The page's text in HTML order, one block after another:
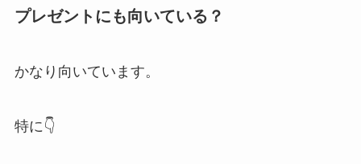
プレゼントにも向いている？
かなり向いています。
特に👇